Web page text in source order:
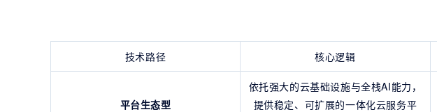
技术路径 核心逻辑
平台生态型
依托强大的云基础设施与全栈AI能力，
提供稳定、可扩展的一体化云服务平